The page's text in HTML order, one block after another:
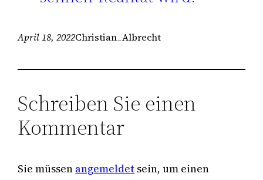
April 18, 2022Christian_Albrecht
Schreiben Sie einen
Kommentar
Sie müssen angemeldet sein, um einen